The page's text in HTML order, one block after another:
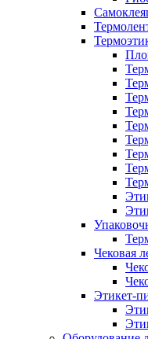
Чековая
Этикет-